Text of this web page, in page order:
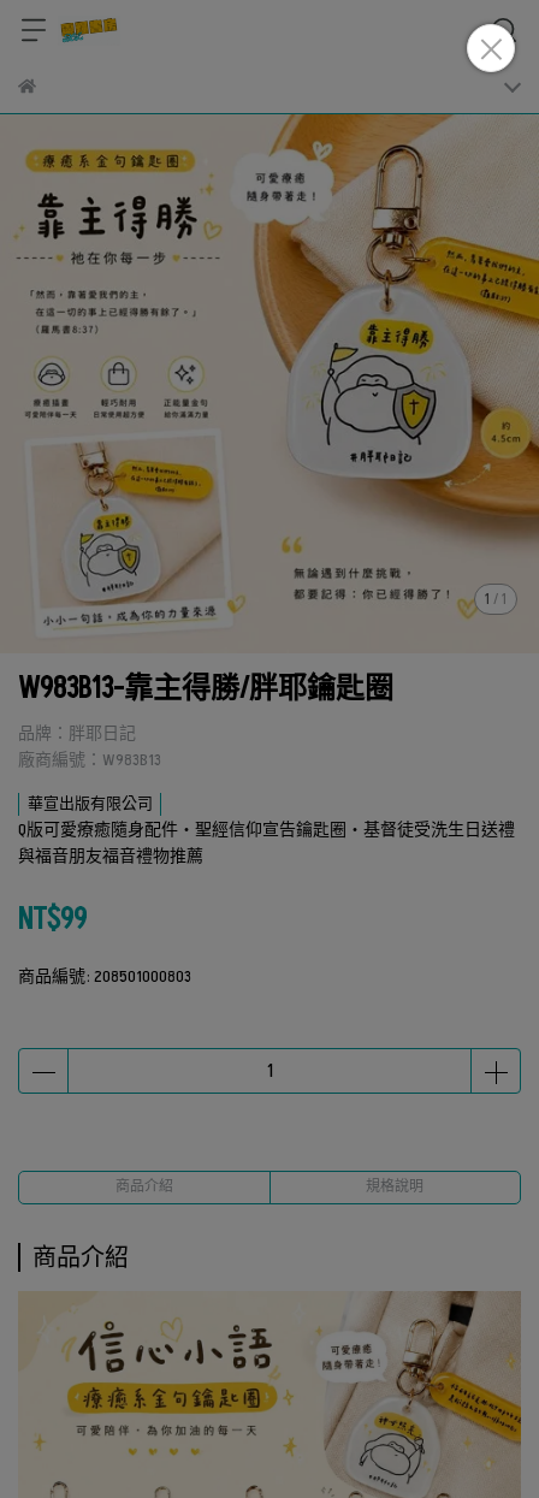
1 /1
W983B13-靠主得勝/胖耶鑰匙圈
品牌：胖耶日記
廠商編號：W983B13
華宣出版有限公司
Q版可愛療癒隨身配件・聖經信仰宣告鑰匙圈・基督徒受洗生日送禮
與福音朋友福音禮物推薦
NT$99
商品編號: 208501000803
商品介紹 規格說明
商品介紹